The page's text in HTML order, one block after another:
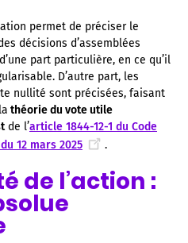
permet de préciser le
décisions d’assemblées
part particulière, en ce qu’il
D’autre part, les
nullité sont précisées, faisant
théorie du vote utile
de l’article 1844-12-1 du Code
12 mars 2025 .
de l’action :